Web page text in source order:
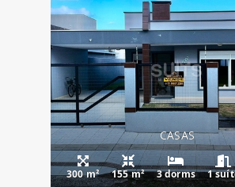
CASAS
300 m² 155 m² 3 dorms 1